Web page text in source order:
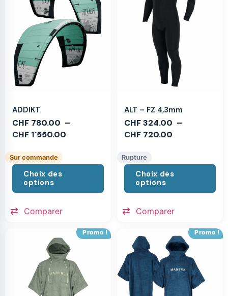
ADDIKT
CHF 780.00 –
CHF 1'550.00
Sur commande
Choix des
options
Comparer
ALT – FZ 4,3mm
CHF324.00 –
CHF 720.00
Rupture
Choix des
options
Comparer
Promo ! Promo !